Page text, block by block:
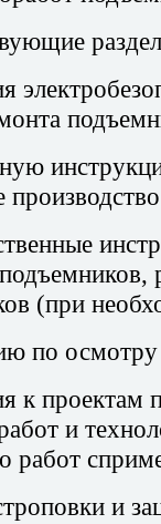
(при
по осмотру
к проектам
и
работ
и